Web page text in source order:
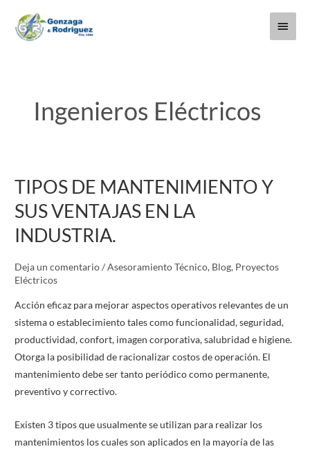
contenido
Menú
Ingenieros Eléctricos
TIPOS DE MANTENIMIENTO Y
SUS VENTAJAS EN LA
INDUSTRIA.
Deja un comentario/Asesoramiento Técnico, Blog, Proyectos
Eléctricos
Acción eficaz para mejorar aspectos operativos relevantes de un
sistema o establecimiento tales como funcionalidad, seguridad,
productividad, confort, imagen corporativa, salubridad e higiene.
Otorga la posibilidad de racionalizar costos de operación. El
mantenimiento debe ser tanto periódico como permanente,
preventivo y correctivo.
Existen 3 tipos que usualmente se utilizan para realizar los
mantenimientos los cuales son aplicados en la mayoría de las
TIPOS
MANTENIMIENTO
VENTAJAS
EN
LA
INDUSTRIA.